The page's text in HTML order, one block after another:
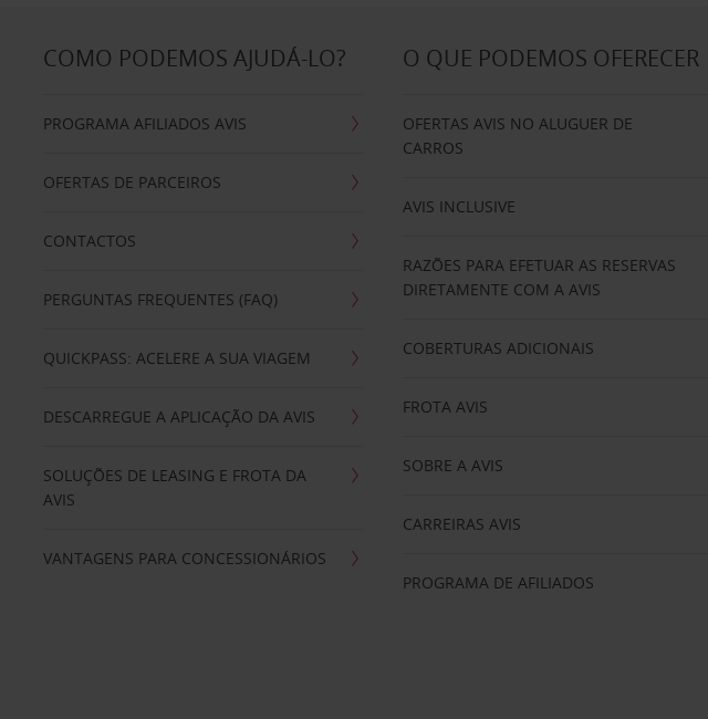
COMO PODEMOS AJUDÁ-LO?
PROGRAMA AFILIADOS AVIS
OFERTAS DE PARCEIROS
CONTACTOS
PERGUNTAS FREQUENTES (FAQ)
QUICKPASS: ACELERE A SUA VIAGEM
DESCARREGUE A APLICAÇÃO DA AVIS
SOLUÇÕES DE LEASING E FROTA DA
AVIS
VANTAGENS PARA CONCESSIONÁRIOS
O QUE PODEMOS OFERECER
OFERTAS AVIS NO ALUGUER DE
CARROS
AVIS INCLUSIVE
RAZÕES PARA EFETUAR AS RESERVAS
DIRETAMENTE COM A AVIS
COBERTURAS ADICIONAIS
FROTA AVIS
SOBRE A AVIS
CARREIRAS AVIS
PROGRAMA DE AFILIADOS